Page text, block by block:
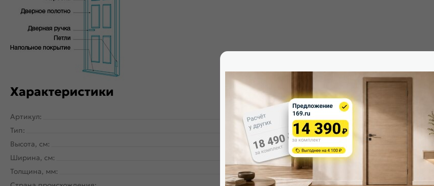
Характеристики
Артикул:
FD7071372
Тип:
Межкомнатные двери
Высота, см:
200
Ширина, см:
80
Толщина, мм:
40
Тип погонажных изделий:
Кромка:
Поверхность:
Возможность покраски:
Для влажных помещений: